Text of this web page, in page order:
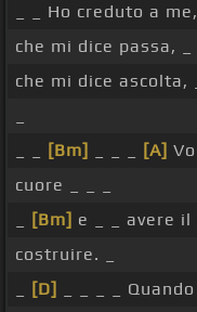
_ _ Ho creduto a
che mi dice passa,
che mi dice ascolta,
[Bm] [A]
cuore _ _ _
[Bm] e _ _ avere il
costruire. _
[D] _ _ _ _